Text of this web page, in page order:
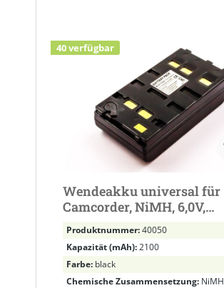
40 verfügbar
Wendeakku universal für
Camcorder, NiMH, 6,0V,
2100mAh, 12,6Wh
Produktnummer:40050
Kapazität (mAh):2100
Farbe: black
Chemische Zusammensetzung: NiMH